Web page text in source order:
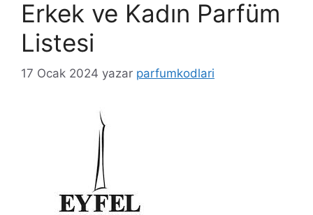
Erkek ve Kadın Parfüm
Listesi
17 Ocak 2024 yazar parfumkodlari